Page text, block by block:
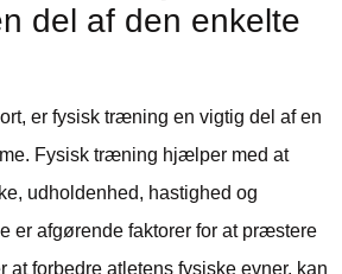
del af den enkelte
er fysisk træning en vigtig del af en
Fysisk træning hjælper med at
udholdenhed, hastighed og
er afgørende faktorer for at præstere
at forbedre atletens fysiske evner, kan